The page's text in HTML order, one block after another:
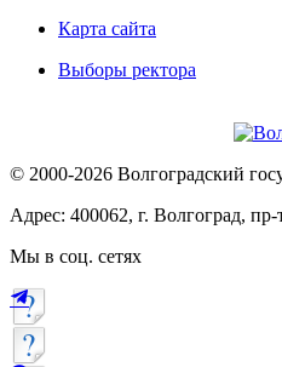
Карта сайта
Выборы ректора
© 2000-2026 Волгоградский
Адрес: 400062, г. Волгоград,
Мы в соц. сетях